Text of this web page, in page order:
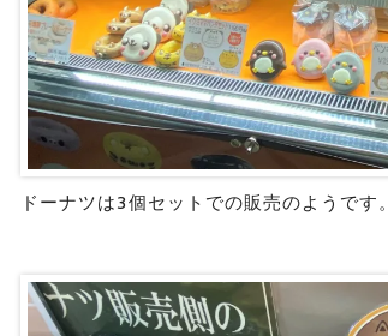
ドーナツは3個セットでの販売のようです。